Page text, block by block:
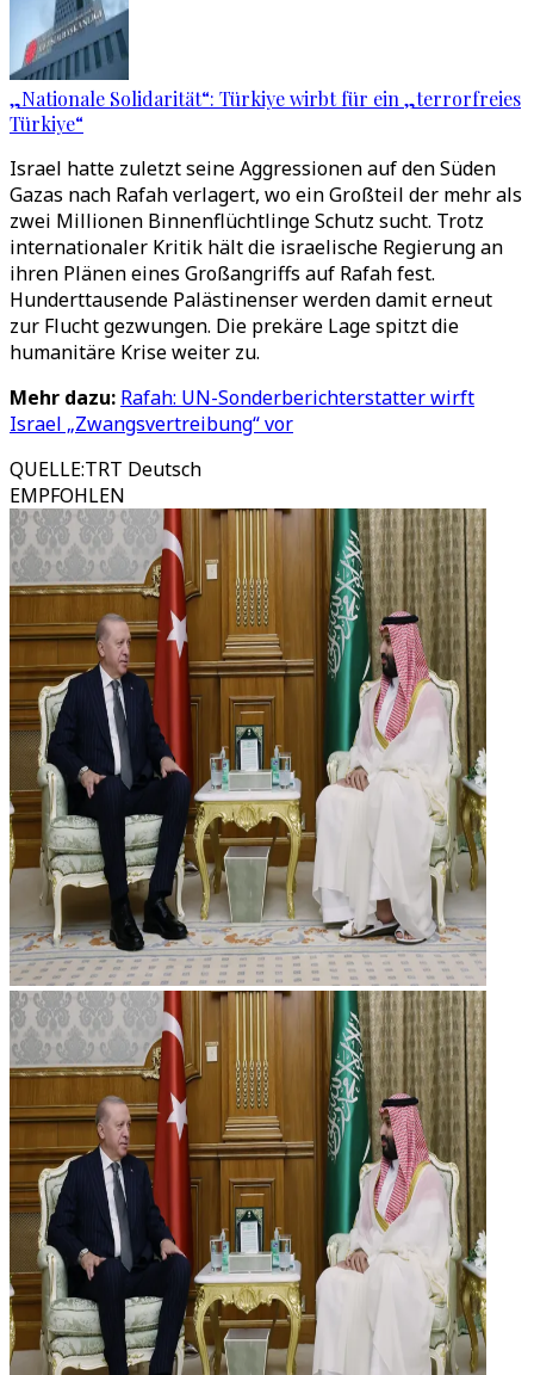
„Nationale Solidarität“: Türkiye wirbt für ein „terrorfreies
Türkiye“
Israel hatte zuletzt seine Aggressionen auf den Süden
Gazas nach Rafah verlagert, wo ein Großteil der mehr als
zwei Millionen Binnenflüchtlinge Schutz sucht. Trotz
internationaler Kritik hält die israelische Regierung an
ihren Plänen eines Großangriffs auf Rafah fest.
Hunderttausende Palästinenser werden damit erneut
zur Flucht gezwungen. Die prekäre Lage spitzt die
humanitäre Krise weiter zu.
Mehr dazu: Rafah: UN-Sonderberichterstatter wirft
Israel „Zwangsvertreibung“ vor
QUELLE:TRT Deutsch
EMPFOHLEN